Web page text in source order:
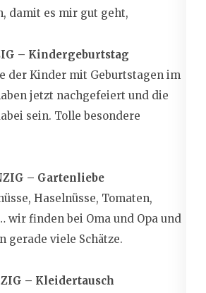
damit es mir gut geht,
– Kindergeburtstag
der Kinder mit Geburtstagen im
jetzt nachgefeiert und die
sein. Tolle besondere
– Gartenliebe
Haselnüsse, Tomaten,
wir finden bei Oma und Opa und
gerade viele Schätze.
– Kleidertausch